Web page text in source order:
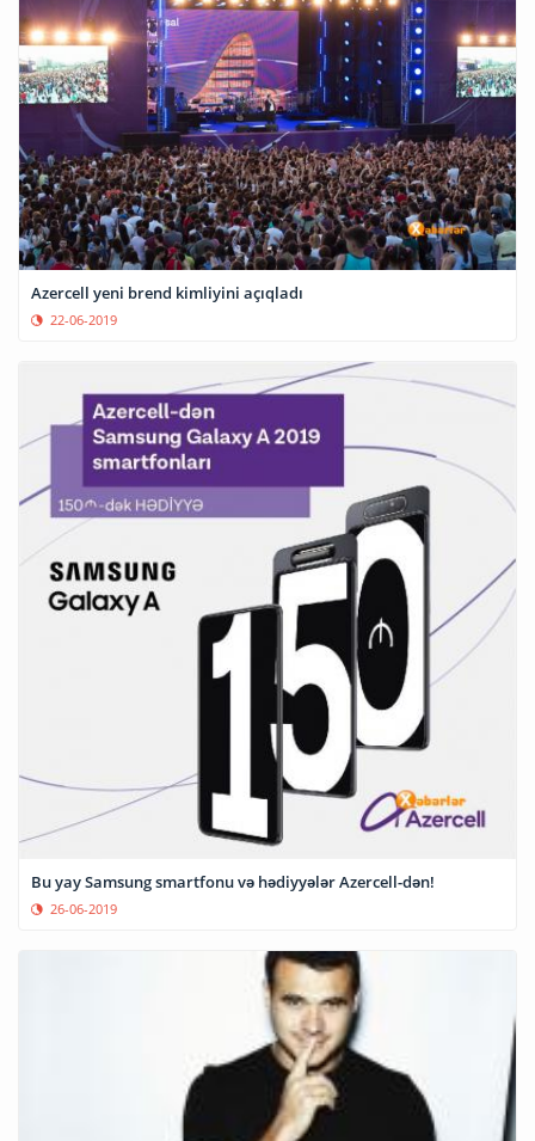
Azercell yeni brend kimliyini açıqladı
22-06-2019
Bu yay Samsung smartfonu və hədiyyələr Azercell-dən!
26-06-2019